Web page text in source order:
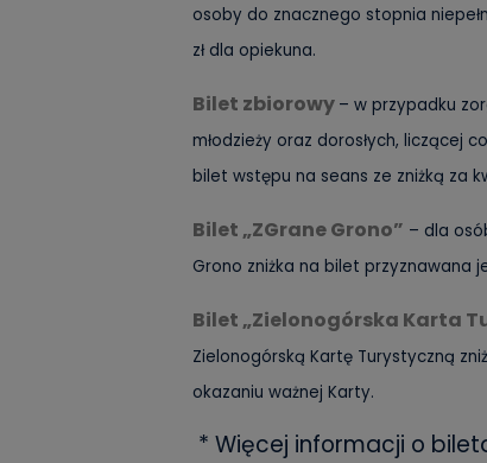
osoby do znacznego stopnia
zł dla opiekuna.
Bilet zbiorowy – w przypadku
młodzieży oraz dorosłych, liczącej
bilet wstępu na seans ze zniżką za
Bilet „ZGrane Grono” – dla
Grono zniżka na bilet przyznawana
Bilet „Zielonogórska Karta
Zielonogórską Kartę Turystyczną
okazaniu ważnej Karty.
* Więcej informacji o